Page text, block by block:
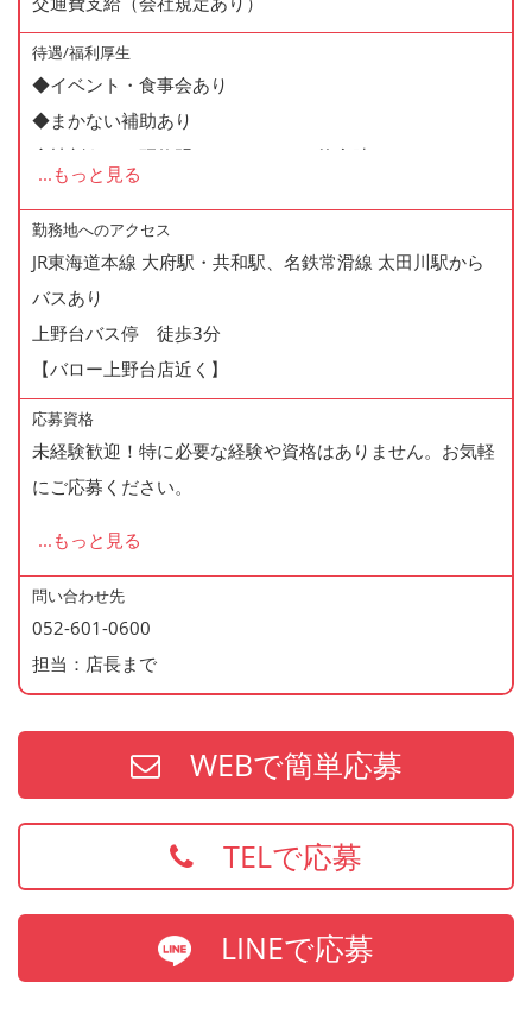
待遇/福利厚生
◆イベント・食事会あり
◆まかない補助あり
◆社割あり（研修明けで、ディナー飲食時10%OFF）
◆社員登用制度あり
◆制服貸与
◆自動車通勤、バイク通勤OK
◆社員旅行参加の補助あり
◆髪型・髪色自由・ネイル可
◆紹介制度あり
... もっと見る
勤務地へのアクセス
JR東海道本線 大府駅・共和駅、名鉄常滑線 太田川駅から
バスあり
上野台バス停 徒歩3分
【バロー上野台店近く】
応募資格
未経験歓迎！特に必要な経験や資格はありません。お気軽
にご応募ください。
＜応募後のフロー＞
応募→面接(1回)→内定
※面接時に履歴書(写真貼付)を持参下さい
※内定は面接から1週間以内にご連絡致します（←パー
ト・アルバイトは3日以内）
... もっと見る
問い合わせ先
052-601-0600
担当：店長まで
WEBで簡単応募
TELで応募
LINEで応募